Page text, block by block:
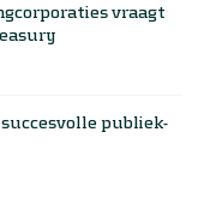
vraagt
publiek-